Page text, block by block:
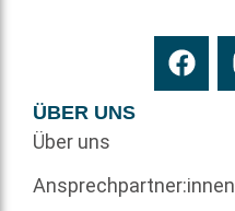
ÜBER UNS
Über uns
Ansprechpartner:innen